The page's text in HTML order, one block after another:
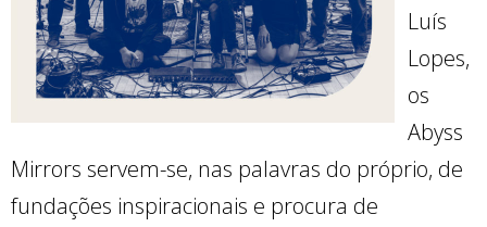
Luís
Lopes,
os
Abyss
Mirrors servem-se, nas palavras do próprio, de
fundações inspiracionais e procura de